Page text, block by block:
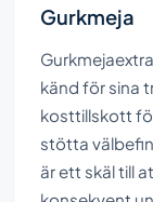
Gurkmeja
känd för sina
kosttillskott
stötta
är ett skäl till